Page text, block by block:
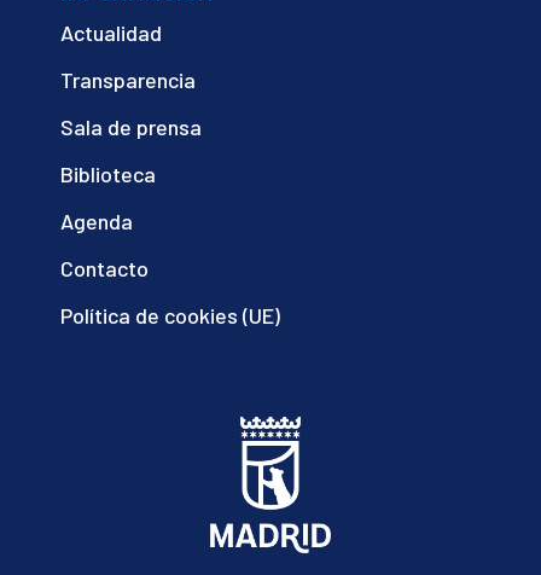
Actualidad
Transparencia
Sala de prensa
Biblioteca
Agenda
Contacto
Política de cookies (UE)